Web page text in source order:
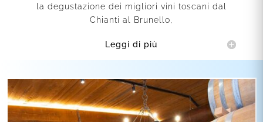
la degustazione dei migliori vini toscani dal
Chianti al Brunello,
Leggi di più